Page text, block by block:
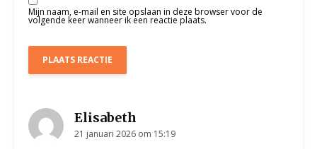
Mijn naam, e-mail en site opslaan in deze browser voor de
volgende keer wanneer ik een reactie plaats.
Elisabeth
21 januari 2026 om 15:19